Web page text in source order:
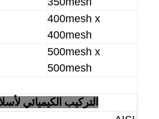
حزام شبكي من الستانلس ستيل
شبكة الأسلاك الحلزونية
شبكة سلكية درجة حرارة عالية
حزام شبكة الغذاء
400mesh x
400mesh
500mesh x
500mesh
التركيب الكيميائي